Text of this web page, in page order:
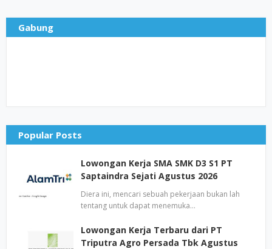
Gabung
Popular Posts
Lowongan Kerja SMA SMK D3 S1 PT
Saptaindra Sejati Agustus 2026
Diera ini, mencari sebuah pekerjaan bukan lah
tentang untuk dapat menemuka…
Lowongan Kerja Terbaru dari PT
Triputra Agro Persada Tbk Agustus